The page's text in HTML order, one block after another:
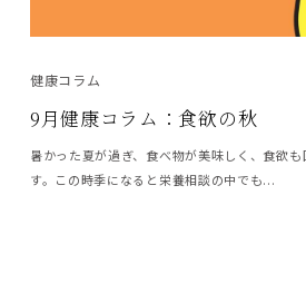
健康コラム
9月健康コラム：食欲の秋
暑かった夏が過ぎ、食べ物が美味しく、食欲
す。この時季になると栄養相談の中でも...